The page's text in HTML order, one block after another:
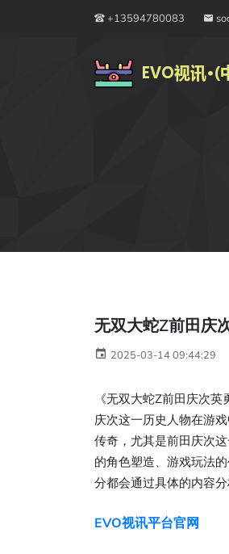
+13594780083
无双大蛇Z前田庆
2025-03-14 09:44:29
《无双大蛇Z前田庆次
庆次这一历史人物在游
传奇，尤其是前田庆次
的角色塑造、游戏玩法
分都会通过具体的内容
EVO视讯平台官网